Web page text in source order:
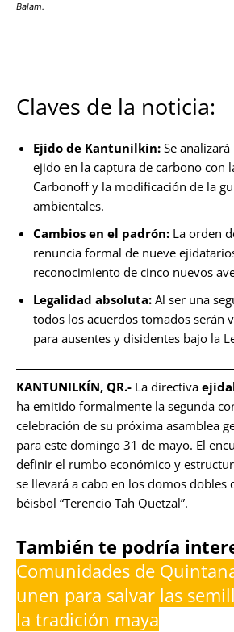
Balam.
Claves de la noticia:
Ejido de Kantunilkín: Se
ejido en la captura de carbono con
Carbonoff y la modificación de la
ambientales.
Cambios en el padrón: La orden
renuncia formal de nueve
reconocimiento de cinco nuevos
Legalidad absoluta: Al ser una
todos los acuerdos tomados serán
para ausentes y disidentes bajo la
KANTUNILKÍN, QR.- La directiva
ha emitido formalmente la segunda
celebración de su próxima asamblea
para este domingo 31 de mayo. El
definir el rumbo económico y
se llevará a cabo en los domos dobles
béisbol “Terencio Tah Quetzal”.
También te podría
Comunidades de
unen para salvar las
la tradición maya